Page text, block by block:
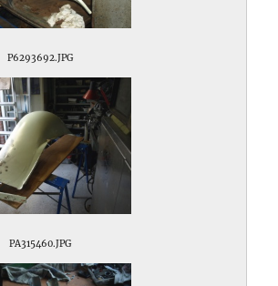
P6293692.JPG
PA315460.JPG